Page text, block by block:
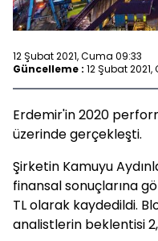
12 Şubat 2021, Cuma 09:33
Güncelleme : 12 Şubat
Erdemir'in 2020
üzerinde gerçekleşti.
Şirketin Kamuyu
finansal sonuçlarına
TL olarak kaydedildi.
analistlerin beklentisi